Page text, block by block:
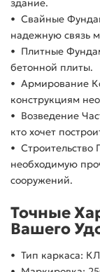
здание.
• Свайные
надежную связь
• Плитные
бетонной плиты.
• Армирование
конструкциям
• Возведение
кто хочет
•
необходимую
сооружений.
Точные
Вашего
• Тип каркаса: